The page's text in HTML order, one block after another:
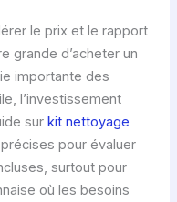
le prix et le rapport
grande d’acheter un
importante des
l’investissement
sur kit nettoyage
pour évaluer
surtout pour
où les besoins